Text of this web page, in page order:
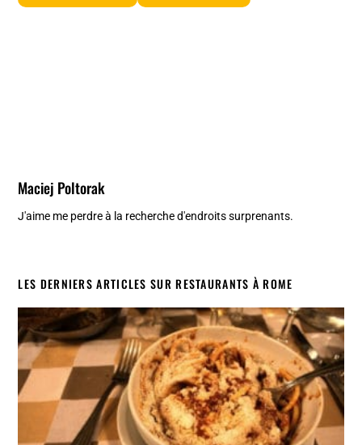
Maciej Poltorak
J'aime me perdre à la recherche d'endroits surprenants.
LES DERNIERS ARTICLES SUR RESTAURANTS À ROME